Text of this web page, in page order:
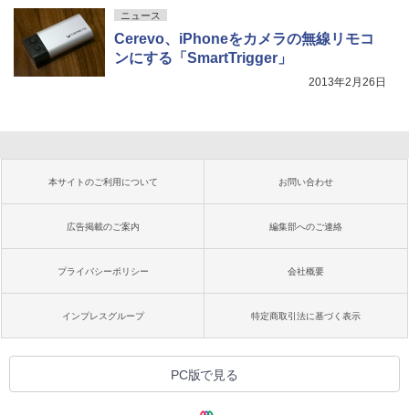
ニュース
Cerevo、iPhoneをカメラの無線リモコ
ンにする「SmartTrigger」
2013年2月26日
本サイトのご利用について お問い合わせ
広告掲載のご案内 編集部へのご連絡
プライバシーポリシー 会社概要
インプレスグループ 特定商取引法に基づく表示
PC版で見る